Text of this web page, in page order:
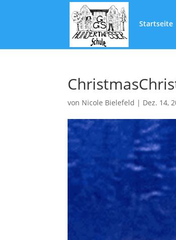
Startseite
von Nicole Bielefeld | Dez. 14,